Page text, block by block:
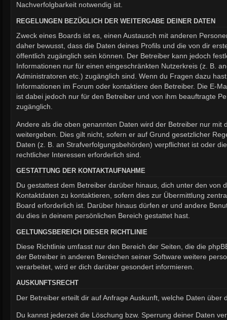
Nachverfolgbarkeit notwendig ist.
REGELUNGEN BEZÜGLICH DER WEITERGABE DEINER DATEN
Zweck eines Boards ist es, einen Austausch mit anderen
daher bewusst, dass die Daten deines Profils und die von dir
öffentlich zugänglich sein können. Der Betreiber kann jedoch
Informationen nur für einen eingeschränkten Nutzerkreis (z. B.
Administratoren etc.) zugänglich sind. Wenn du Fragen dazu
Informationen im Forum oder kontaktiere den Betreiber. Die E-
ist dabei jedoch nur für den Betreiber und von ihm beauftragte
zugänglich.
Andere als die oben genannten Daten wird der Betreiber nur mit
weitergeben. Dies gilt nicht, sofern er auf Grund gesetzlicher
Daten (z. B. an Strafverfolgungsbehörden) verpflichtet ist oder
rechtlicher Interessen erforderlich sind.
GESTATTUNG DER KONTAKTAUFNAHME
Du gestattest dem Betreiber darüber hinaus, dich unter den von
Kontaktdaten zu kontaktieren, sofern dies zur Übermittlung
Board erforderlich ist. Darüber hinaus dürfen er und andere
du dies in deinem persönlichen Bereich gestattet hast.
GELTUNGSBEREICH DIESER RICHTLINIE
Diese Richtlinie umfasst nur den Bereich der Seiten, die die
der Betreiber in anderen Bereichen seiner Software weitere
verarbeitet, wird er dich darüber gesondert informieren.
AUSKUNFTSRECHT
Der Betreiber erteilt dir auf Anfrage Auskunft, welche Daten über
Du kannst jederzeit die Löschung bzw. Sperrung deiner Daten